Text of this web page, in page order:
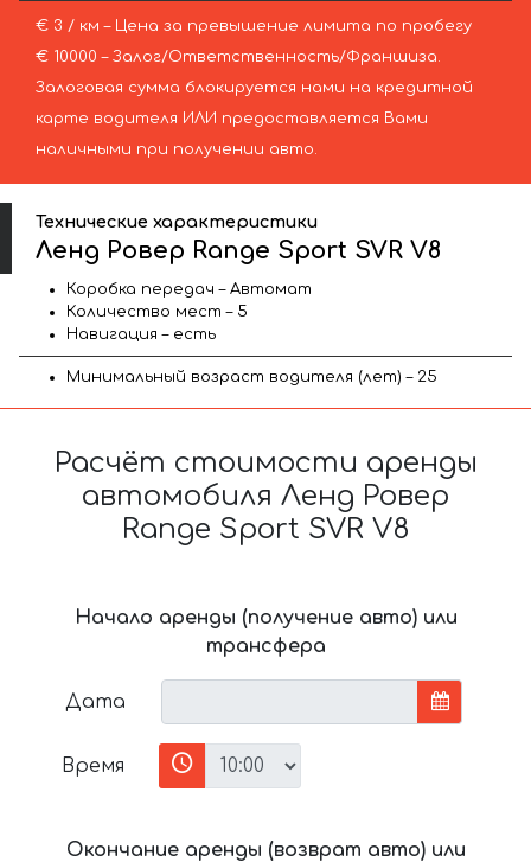
€ 3 / км – Цена за превышение лимита по пробегу
€ 10000 – Залог/Ответственность/Франшиза.
Залоговая сумма блокируется нами на кредитной
карте водителя ИЛИ предоставляется Вами
наличными при получении авто.
Технические характеристики
Ленд Ровер Range Sport SVR V8
Коробка передач – Автомат
Количество мест – 5
Навигация – есть
Минимальный возраст водителя (лет) – 25
Расчёт стоимости аренды
автомобиля Ленд Ровер
Range Sport SVR V8
Начало аренды (получение авто) или
трансфера
Дата
Время
Окончание аренды (возврат авто) или